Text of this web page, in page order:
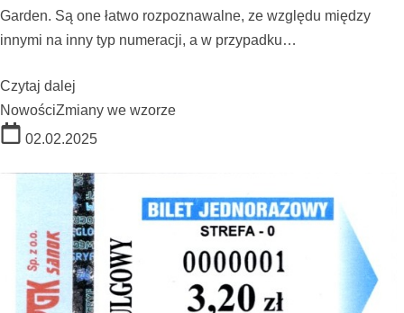
Garden. Są one łatwo rozpoznawalne, ze względu między
innymi na inny typ numeracji, a w przypadku…
Czytaj dalej
NowościZmiany we wzorze
02.02.2025